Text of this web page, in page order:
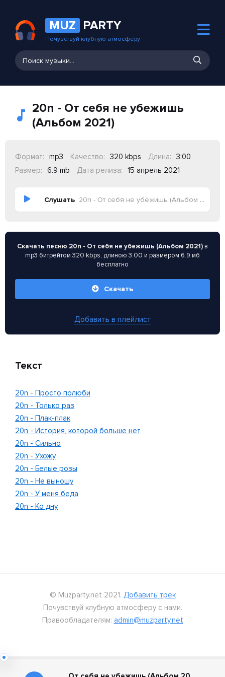
MUZ PARTY
Почувствуй клубную атмосферу
20n - От себя не убежишь
(Альбом 2021)
Формат: mp3 Качество: 320 kbps Длина:
3:00
Размер:
6.9 mb Дата релиза: 15 апрель 2021
Слушать 20n - От себя не убежишь (Альбом 2021)
Скачать песню 20n - От себя не убежишь (Альбом 2021) в
mp3 битрейтом 320 kbps, длиною 3:00 и размером 6.9 мб
бесплатно
Скачать
Добавить в плейлист
Текст
20n - Просто полюби
20n - Только раз
20n - Плак-плак
20n - История, которой больше нет
20n - Сильно
20n - Ухожу
20n - Белые розы
20n - Не выношу
20n - У меня беда
20n - Ко дну
© Muzparty.net 2021. Добавить трек
Почувствуй клубную атмосферу с нами.
Правообладателям: admin@muzparty.net